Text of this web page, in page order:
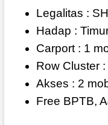
Legalitas :
Hadap :
Carport : 1
Row Cluster
Akses : 2
Free BPTB,